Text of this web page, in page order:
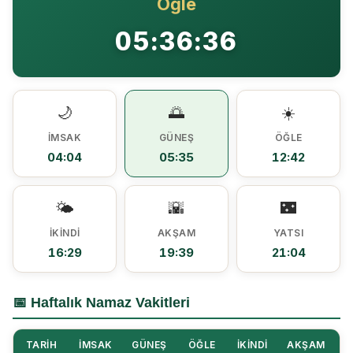
16:48 | Kaymakam Kaptanoğlu’ndan Kıbrıs Gazisi Recep Kıral’a iftar ziyareti
05:36:36
🌙
İMSAK
04:04
🌅
GÜNEŞ
05:35
☀️
ÖĞLE
12:42
🌤️
İKINDI
16:29
🌇
AKŞAM
19:39
🌃
YATSI
21:04
📅 Haftalık Namaz Vakitleri
TARIH İMSAK GÜNEŞ ÖĞLE İKINDI AKŞAM